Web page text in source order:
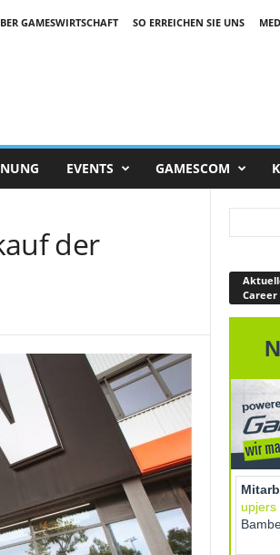
GAMESWIRTSCHAFT SO ERREICHEN SIE UNS
EVENTS GAMESCOM
der
Career